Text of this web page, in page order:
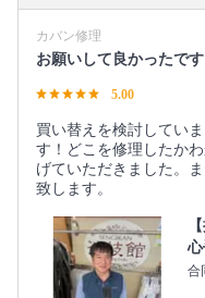
カバン修理
お願いして良かったです
5.00
買い替えを検討してい
す！どこを修理したか
げていただきました。
致します。
心
合